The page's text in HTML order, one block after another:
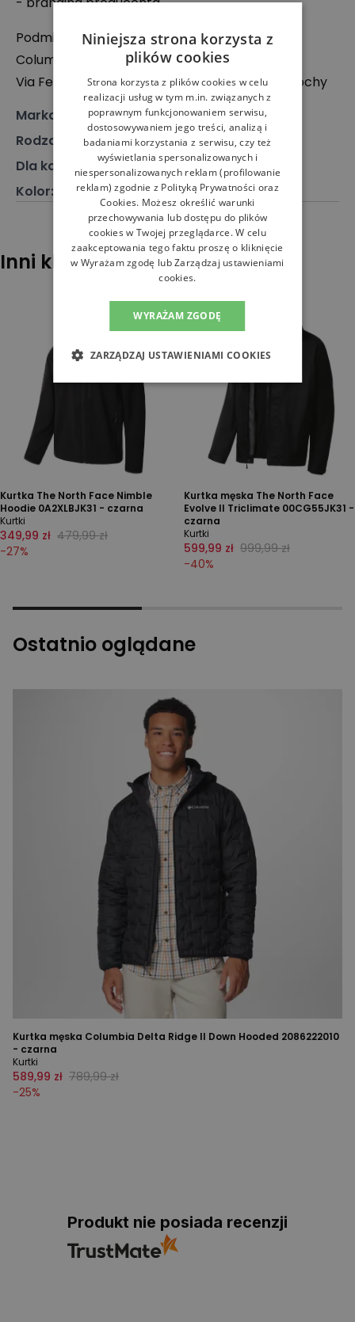
Podmiot odpowiedzialny:
Columbia Sportswear Italy S.r.l.
Via Feltrina 11, Cap 31040, Pederobba (TV), Włochy
Marka
Columbia
Rodzaj
Odzież, Kurtka
Dla kogo
Dla niego
Kolor: Czarny
Inni klienci sprawdzali również
Kurtka The North Face Nimble
Hoodie 0A2XLBJK31 - czarna
Kurtki
349,99 zł 479,99 zł
-27%
Kurtka męska The North Face
Evolve II Triclimate 00CG55JK31 -
czarna
Kurtki
599,99 zł 999,99 zł
-40%
Ostatnio oglądane
Kurtka męska Columbia Delta Ridge II Down Hooded 2086222010
- czarna
Kurtki
589,99 zł 789,99 zł
-25%
Produkt nie posiada recenzji
Niniejsza strona korzysta z
plików cookies
Strona korzysta z plików cookies w celu
realizacji usług w tym m.in. związanych z
poprawnym funkcjonowaniem serwisu,
dostosowywaniem jego treści, analizą i
badaniami korzystania z serwisu, czy też
wyświetlania spersonalizowanych i
niespersonalizowanych reklam (profilowanie
reklam) zgodnie z Polityką Prywatności oraz
Cookies. Możesz określić warunki
przechowywania lub dostępu do plików
cookies w Twojej przeglądarce. W celu
zaakceptowania tego faktu proszę o kliknięcie
w Wyrażam zgodę lub Zarządzaj ustawieniami
cookies.
WYRAŻAM ZGODĘ
ZARZĄDZAJ USTAWIENIAMI COOKIES